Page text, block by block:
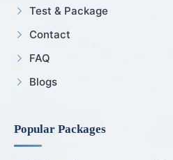
Test & Package
Contact
FAQ
Blogs
Popular Packages